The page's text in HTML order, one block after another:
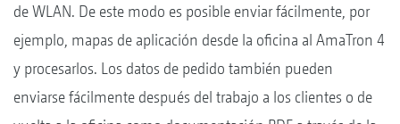
de WLAN. De este modo es posible enviar fácilmente, por
ejemplo, mapas de aplicación desde la oficina al AmaTron 4
y procesarlos. Los datos de pedido también pueden
enviarse fácilmente después del trabajo a los clientes o de